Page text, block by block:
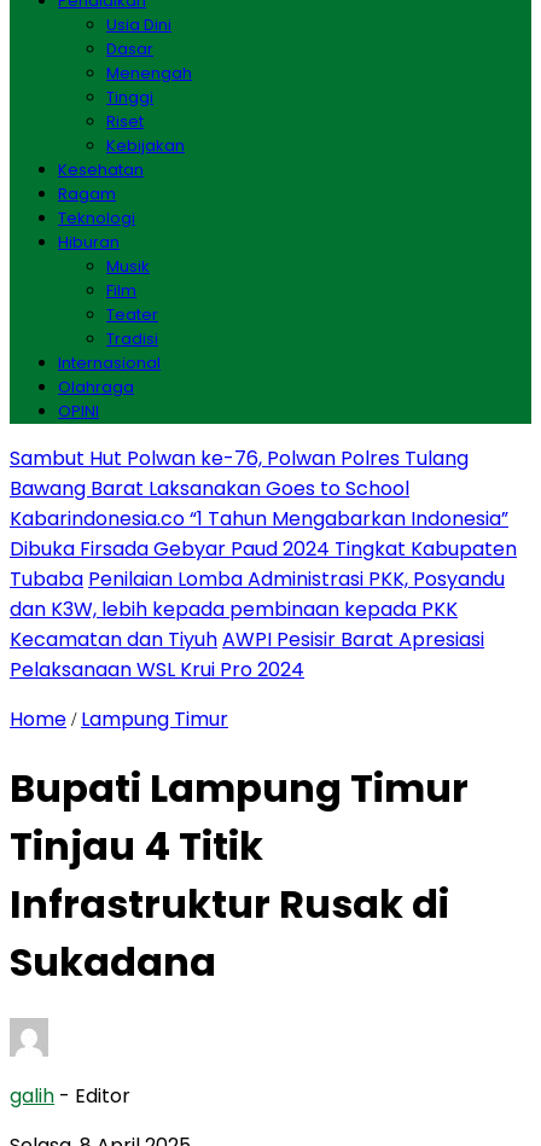
Usia Dini
Dasar
Menengah
Tinggi
Riset
Kebijakan
Kesehatan
Ragam
Teknologi
Hiburan
Musik
Film
Teater
Tradisi
Internasional
Olahraga
OPINI
Sambut Hut Polwan ke-76, Polwan Polres Tulang
Bawang Barat Laksanakan Goes to School
Kabarindonesia.co “1 Tahun Mengabarkan Indonesia”
Dibuka Firsada Gebyar Paud 2024 Tingkat Kabupaten
Tubaba Penilaian Lomba Administrasi PKK, Posyandu
dan K3W, lebih kepada pembinaan kepada PKK
Kecamatan dan TiyuhAWPI Pesisir Barat Apresiasi
Pelaksanaan WSL Krui Pro 2024
Home / Lampung Timur
Bupati Lampung Timur
Tinjau 4 Titik
Infrastruktur Rusak di
Sukadana
galih - Editor